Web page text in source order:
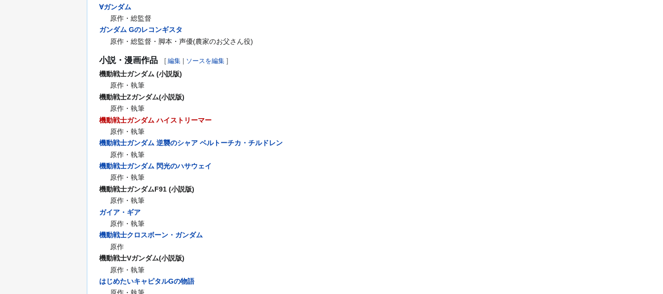
∀ガンダム
原作・総監督
ガンダム Gのレコンギスタ
原作・総監督・脚本・声優(農家のお父さん役)
小説・漫画作品 [ 編集 ソースを編集 ]
機動戦士ガンダム (小説版)
原作・執筆
機動戦士Ζガンダム(小説版)
原作・執筆
機動戦士ガンダム ハイストリーマー
原作・執筆
機動戦士ガンダム 逆襲のシャア ベルトーチカ・チルドレン
原作・執筆
機動戦士ガンダム 閃光のハサウェイ
原作・執筆
機動戦士ガンダムF91 (小説版)
原作・執筆
ガイア・ギア
原作・執筆
機動戦士クロスボーン・ガンダム
原作
機動戦士Vガンダム(小説版)
原作・執筆
はじめたいキャピタルGの物語